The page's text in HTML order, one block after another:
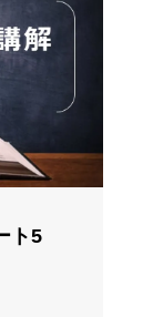
ト5